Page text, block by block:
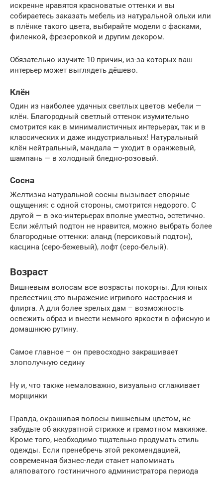
искренне нравятся красноватые оттенки и вы
собираетесь заказать мебель из натуральной ольхи или
в плёнке такого цвета, выбирайте модели с фасками,
филенкой, фрезеровкой и другим декором.
Обязательно изучите 10 причин, из-за которых ваш
интерьер может выглядеть дёшево.
Клён
Один из наиболее удачных светлых цветов мебели —
клён. Благородный светлый оттенок изумительно
смотрится как в минималистичных интерьерах, так и в
классических и даже индустриальных! Натуральный
клён нейтральный, мандала — уходит в оранжевый,
шампань — в холодный бледно-розовый.
Сосна
Желтизна натуральной сосны вызывает спорные
ощущения: с одной стороны, смотрится недорого. С
другой — в эко-интерьерах вполне уместно, эстетично.
Если жёлтый подтон не нравится, можно выбрать более
благородные оттенки: аланд (персиковый подтон),
касцина (серо-бежевый), лофт (серо-белый).
Возраст
Вишневым волосам все возрасты покорны. Для юных
прелестниц это выражение игривого настроения и
флирта. А для более зрелых дам – возможность
освежить образ и внести немного яркости в офисную и
домашнюю рутину.
Самое главное – он превосходно закрашивает
злополучную седину
Ну и, что также немаловажно, визуально сглаживает
морщинки
Правда, окрашивая волосы вишневым цветом, не
забудьте об аккуратной стрижке и грамотном макияже.
Кроме того, необходимо тщательно продумать стиль
одежды. Если пренебречь этой рекомендацией,
современная бизнес-леди станет напоминать
аляповатого гостиничного администратора периода